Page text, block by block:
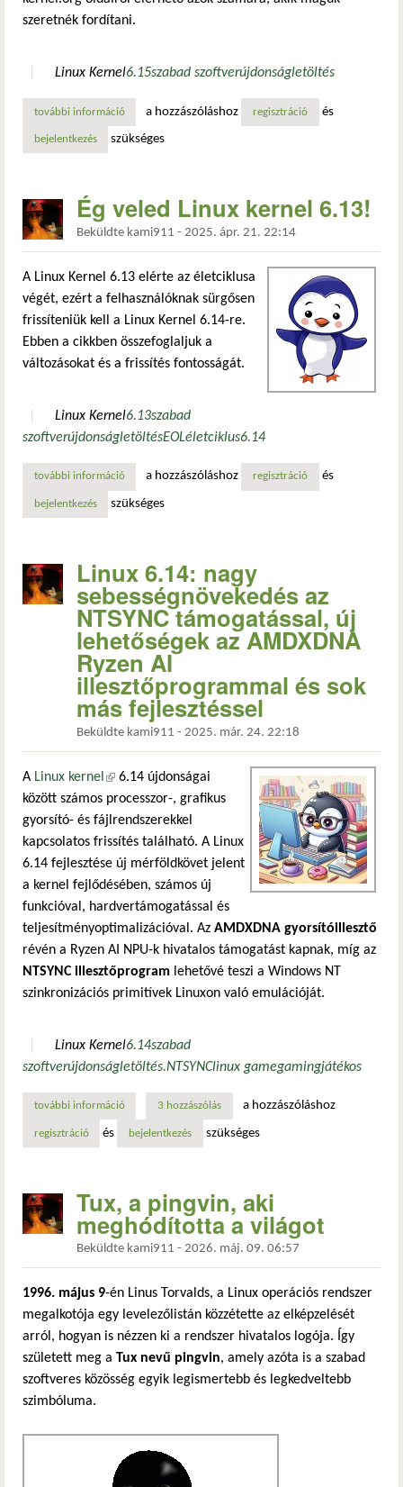
szeretnék fordítani.
Linux Kernel6.15szabad szoftverújdonságletöltés
további információa linux 6.15 újdonságai – jelentős fejlesztések a
a hozzászóláshoz regisztráció és
bejelentkezés szükséges
Ég veled Linux kernel 6.13!
Beküldte kami911 - 2025. ápr. 21. 22:14
A Linux Kernel 6.13 elérte az életciklusa
végét, ezért a felhasználóknak sürgősen
frissíteniük kell a Linux Kernel 6.14-re.
Ebben a cikkben összefoglaljuk a
változásokat és a frissítés fontosságát.
Linux Kernel6.13szabad
szoftverújdonságletöltésEOLéletciklus6.14
további információég veled linux kernel 6.13! tartalommal kapcsolatosan
a hozzászóláshoz regisztráció és
bejelentkezés szükséges
Linux 6.14: nagy
sebességnövekedés az
NTSYNC támogatással, új
lehetőségek az AMDXDNA
Ryzen AI
illesztőprogrammal és sok
más fejlesztéssel
Beküldte kami911 - 2025. már. 24. 22:18
A Linux kernel (külső hivatkozás)
6.14 újdonságai
között számos processzor-, grafikus
gyorsító- és fájlrendszerekkel
kapcsolatos frissítés található. A Linux
6.14 fejlesztése új mérföldkövet jelent
a kernel fejlődésében, számos új
funkcióval, hardvertámogatással és
teljesítményoptimalizációval. Az AMDXDNA gyorsítóillesztő
révén a Ryzen AI NPU-k hivatalos támogatást kapnak, míg az
NTSYNC illesztőprogram lehetővé teszi a Windows NT
szinkronizációs primitívek Linuxon való emulációját.
Linux Kernel6.14szabad
szoftverújdonságletöltés.NTSYNClinux gamegamingjátékos
további információlinux 6.14: nagy sebességnövekedés az ntsync
3 hozzászólás a hozzászóláshoz
regisztráció és bejelentkezés szükséges
Tux, a pingvin, aki
meghódította a világot
Beküldte kami911 - 2026. máj. 09. 06:57
1996. május 9-én Linus Torvalds, a Linux operációs rendszer
megalkotója egy levelezőlistán közzétette az elképzelését
arról, hogyan is nézzen ki a rendszer hivatalos logója. Így
született meg a Tux nevű pingvin, amely azóta is a szabad
szoftveres közösség egyik legismertebb és legkedveltebb
szimbóluma.